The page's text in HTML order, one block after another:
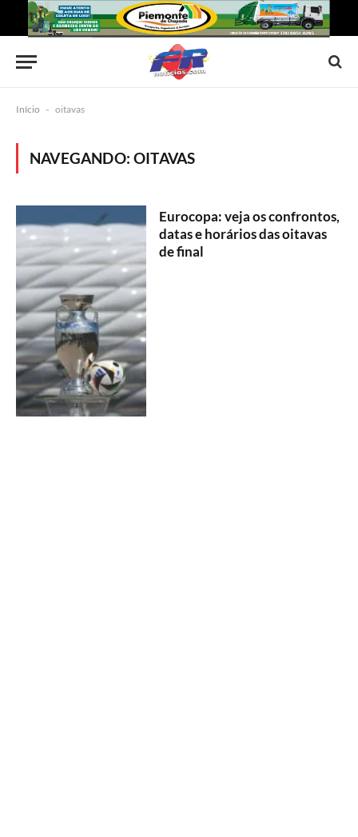
Início - oitavas
NAVEGANDO:OITAVAS
Eurocopa: veja os confrontos,
datas e horários das oitavas
de final